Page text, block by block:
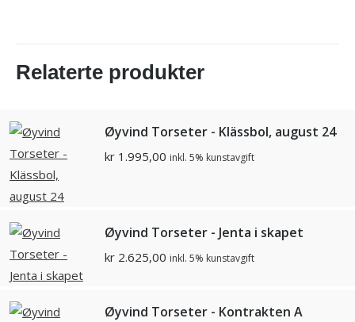
Relaterte produkter
Øyvind Torseter - Klässbol, august 24
kr 1.995,00 inkl. 5% kunstavgift
Øyvind Torseter - Jenta i skapet
kr 2.625,00 inkl. 5% kunstavgift
Øyvind Torseter - Kontrakten A